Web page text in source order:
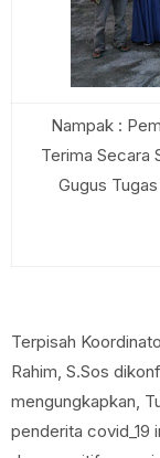
Nampak :
Terima Secara
Gugus
Terpisah
Rahim, S.Sos
mengungkapkan,
penderita covid_19